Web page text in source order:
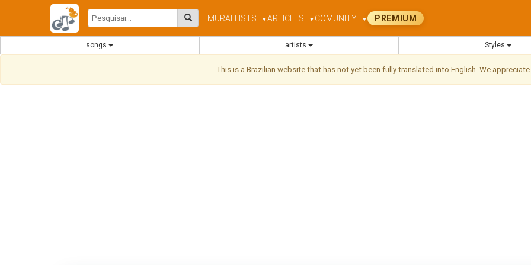
MURAL LISTS ▼ARTICLES ▼ COMUNITY ▼ PREMIUM
songs artists Styles
This is a Brazilian website that has not yet been fully translated into English. We